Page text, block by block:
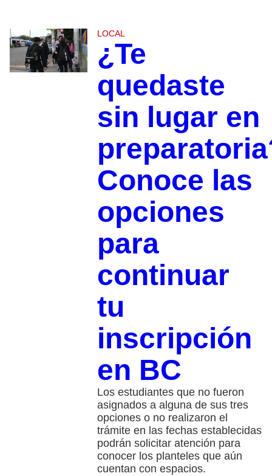
LOCAL
¿Te
quedaste
sin lugar en
Conoce las
opciones
para
continuar
tu
inscripción
en BC
Los estudiantes que no fueron
asignados a alguna de sus tres
opciones o no realizaron el
trámite en las fechas establecidas
podrán solicitar atención para
conocer los planteles que aún
cuentan con espacios.